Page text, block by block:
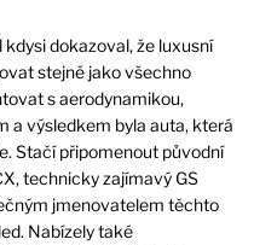
dokazoval, že luxusní
stejně jako všechno
s aerodynamikou,
a výsledkem byla auta, která
Stačí připomenout původní
technicky zajímavý GS
jmenovatelem těchto
Nabízely také